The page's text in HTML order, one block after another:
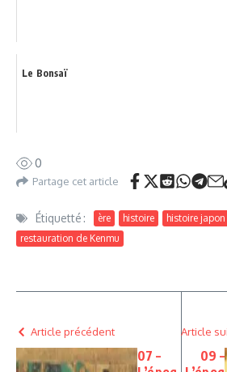
Le Bonsaï
0
Partage cet article
Étiquetté : ère histoire histoire japon
restauration de Kenmu
Article précédent
07 –
Article
09 –